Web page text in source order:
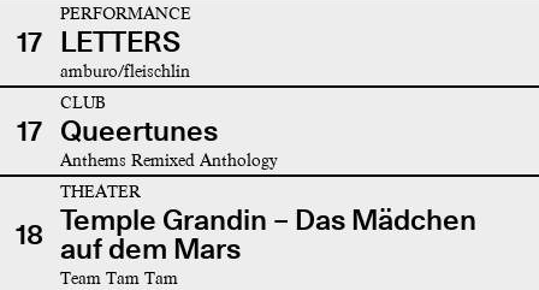
17
PERFORMANCE
LETTERS
amburo/fleischlin
17
CLUB
Queertunes
Anthems Remixed Anthology
18
THEATER
Temple Grandin – Das Mädchen
auf dem Mars
Team Tam Tam